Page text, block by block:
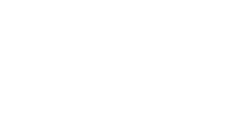
chambre pour y suivre leurs émissions favorites,
usage (pas avec votre pull). Les radiesthésistes